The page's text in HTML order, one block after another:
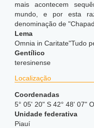
mais acontecem
mundo,
e por esta
denominação de
Lema
Omnia in Caritate"Tudo
Gentílico
teresinense
Localização
Coordenadas
5° 05' 20" S 42° 48' 07" O
Unidade federativa
Piauí